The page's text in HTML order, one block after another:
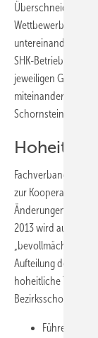
Überschneidungen
Wettbewerb der
untereinander.
SHK-Betrieben, bei
jeweiligen Gewerke
miteinander
Schornsteinfeger
zur Kooperation vor
Änderungen bei
2013 wird aus dem
„bevollmächtigte
Aufteilung der
hoheitliche
Führen des